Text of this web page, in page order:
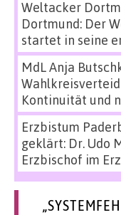
Weltacker
Dortmund: Der
startet in seine
MdL Anja
Kontinuität und
Erzbistum
geklärt: Dr. Udo
Erzbischof im